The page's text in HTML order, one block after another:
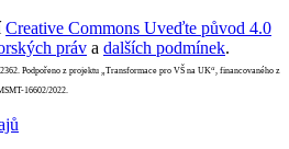
Creative Commons Uveďte původ 4.0
práv a dalších podmínek.
Podpořeno z projektu „Transformace pro VŠ na UK“, financovaného z
16602/2022.